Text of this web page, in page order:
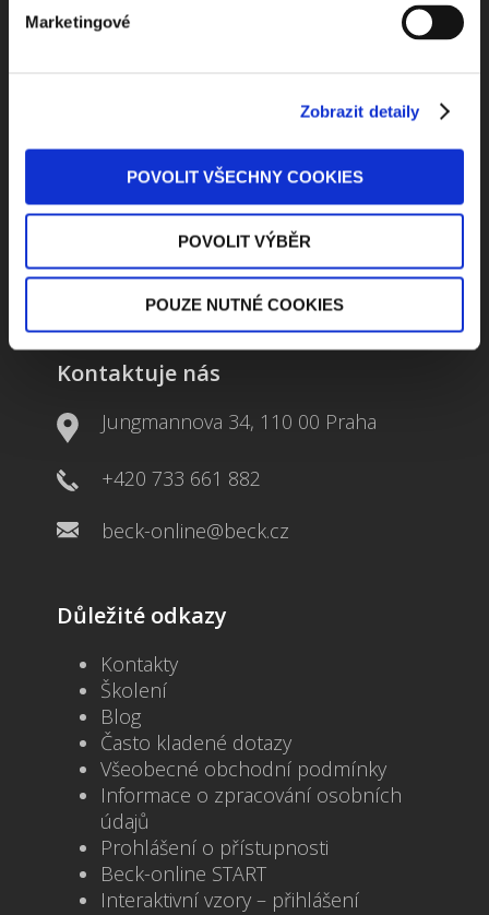
Marketingové
Zobrazit detaily
POVOLIT VŠECHNY COOKIES
POVOLIT VÝBĚR
POUZE NUTNÉ COOKIES
Kontaktuje nás
Jungmannova 34, 110 00 Praha
+420 733 661 882
beck-online@beck.cz
Důležité odkazy
Kontakty
Školení
Blog
Často kladené dotazy
Všeobecné obchodní podmínky
Informace o zpracování osobních
údajů
Prohlášení o přístupnosti
Beck-online START
Interaktivní vzory – přihlášení